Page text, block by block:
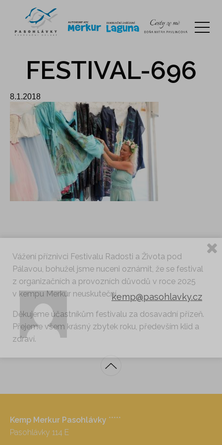
FESTIVAL-696
8.1.2018
kemp@pasohlavky.cz
Kemp Merkur Pasohlávky *****
Pasohlávky 114 E
Vážení příznivci Festivalu Radosti a Života pod
Pálavou, bohužel jsme nuceni oznámit, že se festival
z organizačních a provozních důvodů v roce 2025
v kempu Merkur neuskuteční.
Děkujeme účastníkům festivalu za dosavadní přízeň.
Přejeme všem krásný zbytek roku, především klid a
zdraví.